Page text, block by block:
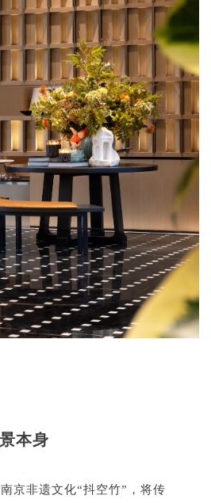
本身
京非遗文化“抖空竹”，将传